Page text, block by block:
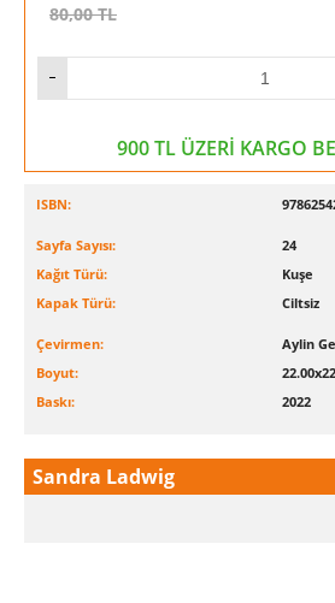
80,00TL
900 TL ÜZERİ KARGO
ISBN:
Sayfa Sayısı:
24
Kağıt Türü:
Kuşe
Kapak Türü:
Ciltsiz
Çevirmen:
Aylin
Boyut:
Baskı:
2022
Sandra Ladwig